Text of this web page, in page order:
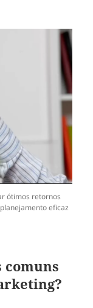
ótimos retornos
eficaz
comuns